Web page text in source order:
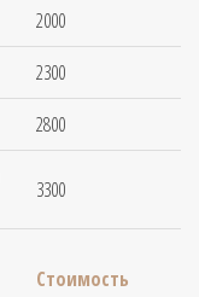
2000
2300
2800
3300
Стоимость